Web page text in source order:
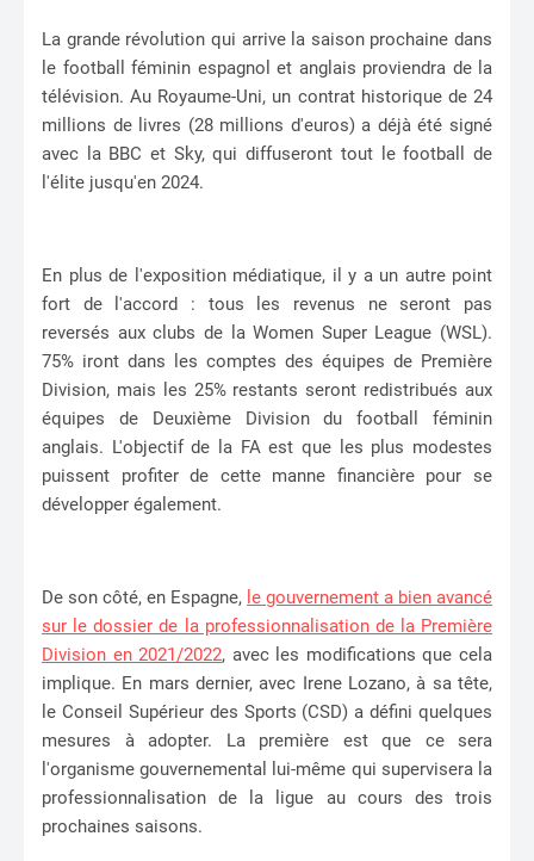
La grande révolution qui arrive la saison prochaine dans
le football féminin espagnol et anglais proviendra de la
télévision. Au Royaume-Uni, un contrat historique de 24
millions de livres (28 millions d'euros) a déjà été signé
avec la BBC et Sky, qui diffuseront tout le football de
l'élite jusqu'en 2024.
En plus de l'exposition médiatique, il y a un autre point
fort de l'accord : tous les revenus ne seront pas
reversés aux clubs de la Women Super League (WSL).
75% iront dans les comptes des équipes de Première
Division, mais les 25% restants seront redistribués aux
équipes de Deuxième Division du football féminin
anglais. L'objectif de la FA est que les plus modestes
puissent profiter de cette manne financière pour se
développer également.
De son côté, en Espagne, le gouvernement a bien avancé
sur le dossier de la professionnalisation de la Première
Division en 2021/2022, avec les modifications que cela
implique. En mars dernier, avec Irene Lozano, à sa tête,
le Conseil Supérieur des Sports (CSD) a défini quelques
mesures à adopter. La première est que ce sera
l'organisme gouvernemental lui-même qui supervisera la
professionnalisation de la ligue au cours des trois
prochaines saisons.